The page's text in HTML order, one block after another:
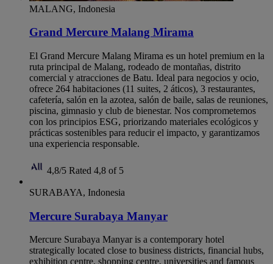
MALANG, Indonesia
Grand Mercure Malang Mirama
El Grand Mercure Malang Mirama es un hotel premium en la
ruta principal de Malang, rodeado de montañas, distrito
comercial y atracciones de Batu. Ideal para negocios y ocio,
ofrece 264 habitaciones (11 suites, 2 áticos), 3 restaurantes,
cafetería, salón en la azotea, salón de baile, salas de reuniones,
piscina, gimnasio y club de bienestar. Nos comprometemos
con los principios ESG, priorizando materiales ecológicos y
prácticas sostenibles para reducir el impacto, y garantizamos
una experiencia responsable.
4,8/5 Rated 4,8 of 5
SURABAYA, Indonesia
Mercure Surabaya Manyar
Mercure Surabaya Manyar is a contemporary hotel
strategically located close to business districts, financial hubs,
exhibition centre, shopping centre, universities and famous